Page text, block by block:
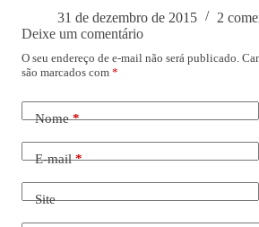
31 de dezembro de 2015
2
Deixe um comentário
O seu endereço de e-mail não será publicado.
são marcados com *
Nome*
E-mail*
Site